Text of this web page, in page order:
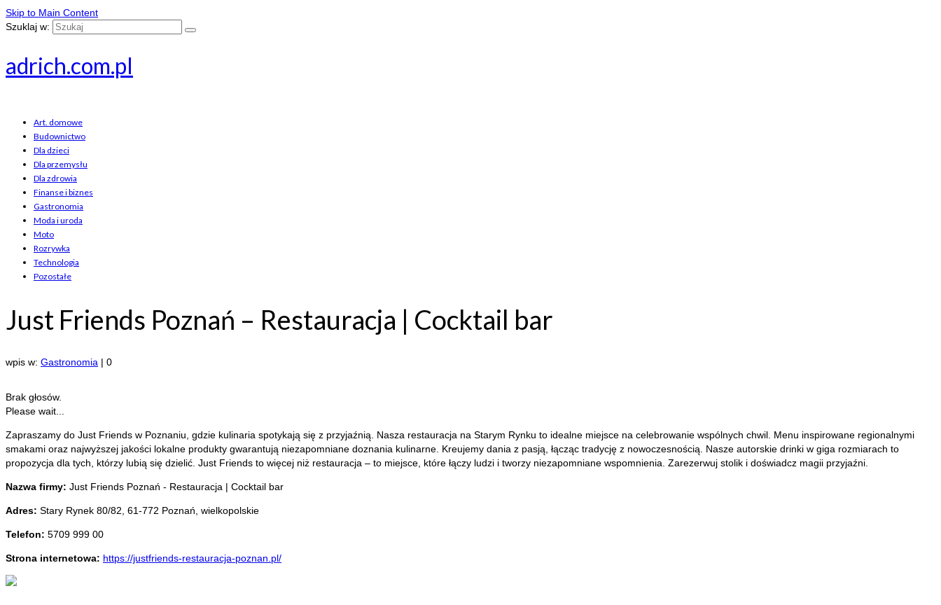
Skip to Main Content
Szuklaj w:
adrich.com.pl
Art. domowe
Budownictwo
Dla dzieci
Dla przemysłu
Dla zdrowia
Finanse i biznes
Gastronomia
Moda i uroda
Moto
Rozrywka
Technologia
Pozostałe
Just Friends Poznań – Restauracja | Cocktail bar
wpis w: Gastronomia | 0
Brak głosów.
Please wait...
Zapraszamy do Just Friends w Poznaniu, gdzie kulinaria spotykają się z przyjaźnią. Nasza restauracja na Starym Rynku to idealne miejsce na celebrowanie wspólnych chwil. Menu inspirowane regionalnymi
smakami oraz najwyższej jakości lokalne produkty gwarantują niezapomniane doznania kulinarne. Kreujemy dania z pasją, łącząc tradycję z nowoczesnością. Nasze autorskie drinki w giga rozmiarach to
propozycja dla tych, którzy lubią się dzielić. Just Friends to więcej niż restauracja – to miejsce, które łączy ludzi i tworzy niezapomniane wspomnienia. Zarezerwuj stolik i doświadcz magii przyjaźni.
Nazwa firmy: Just Friends Poznań - Restauracja | Cocktail bar
Adres: Stary Rynek 80/82 61-772 Poznań wielkopolskie
Telefon: 5709 999 00
Strona internetowa: https://justfriends-restauracja-poznan.pl/